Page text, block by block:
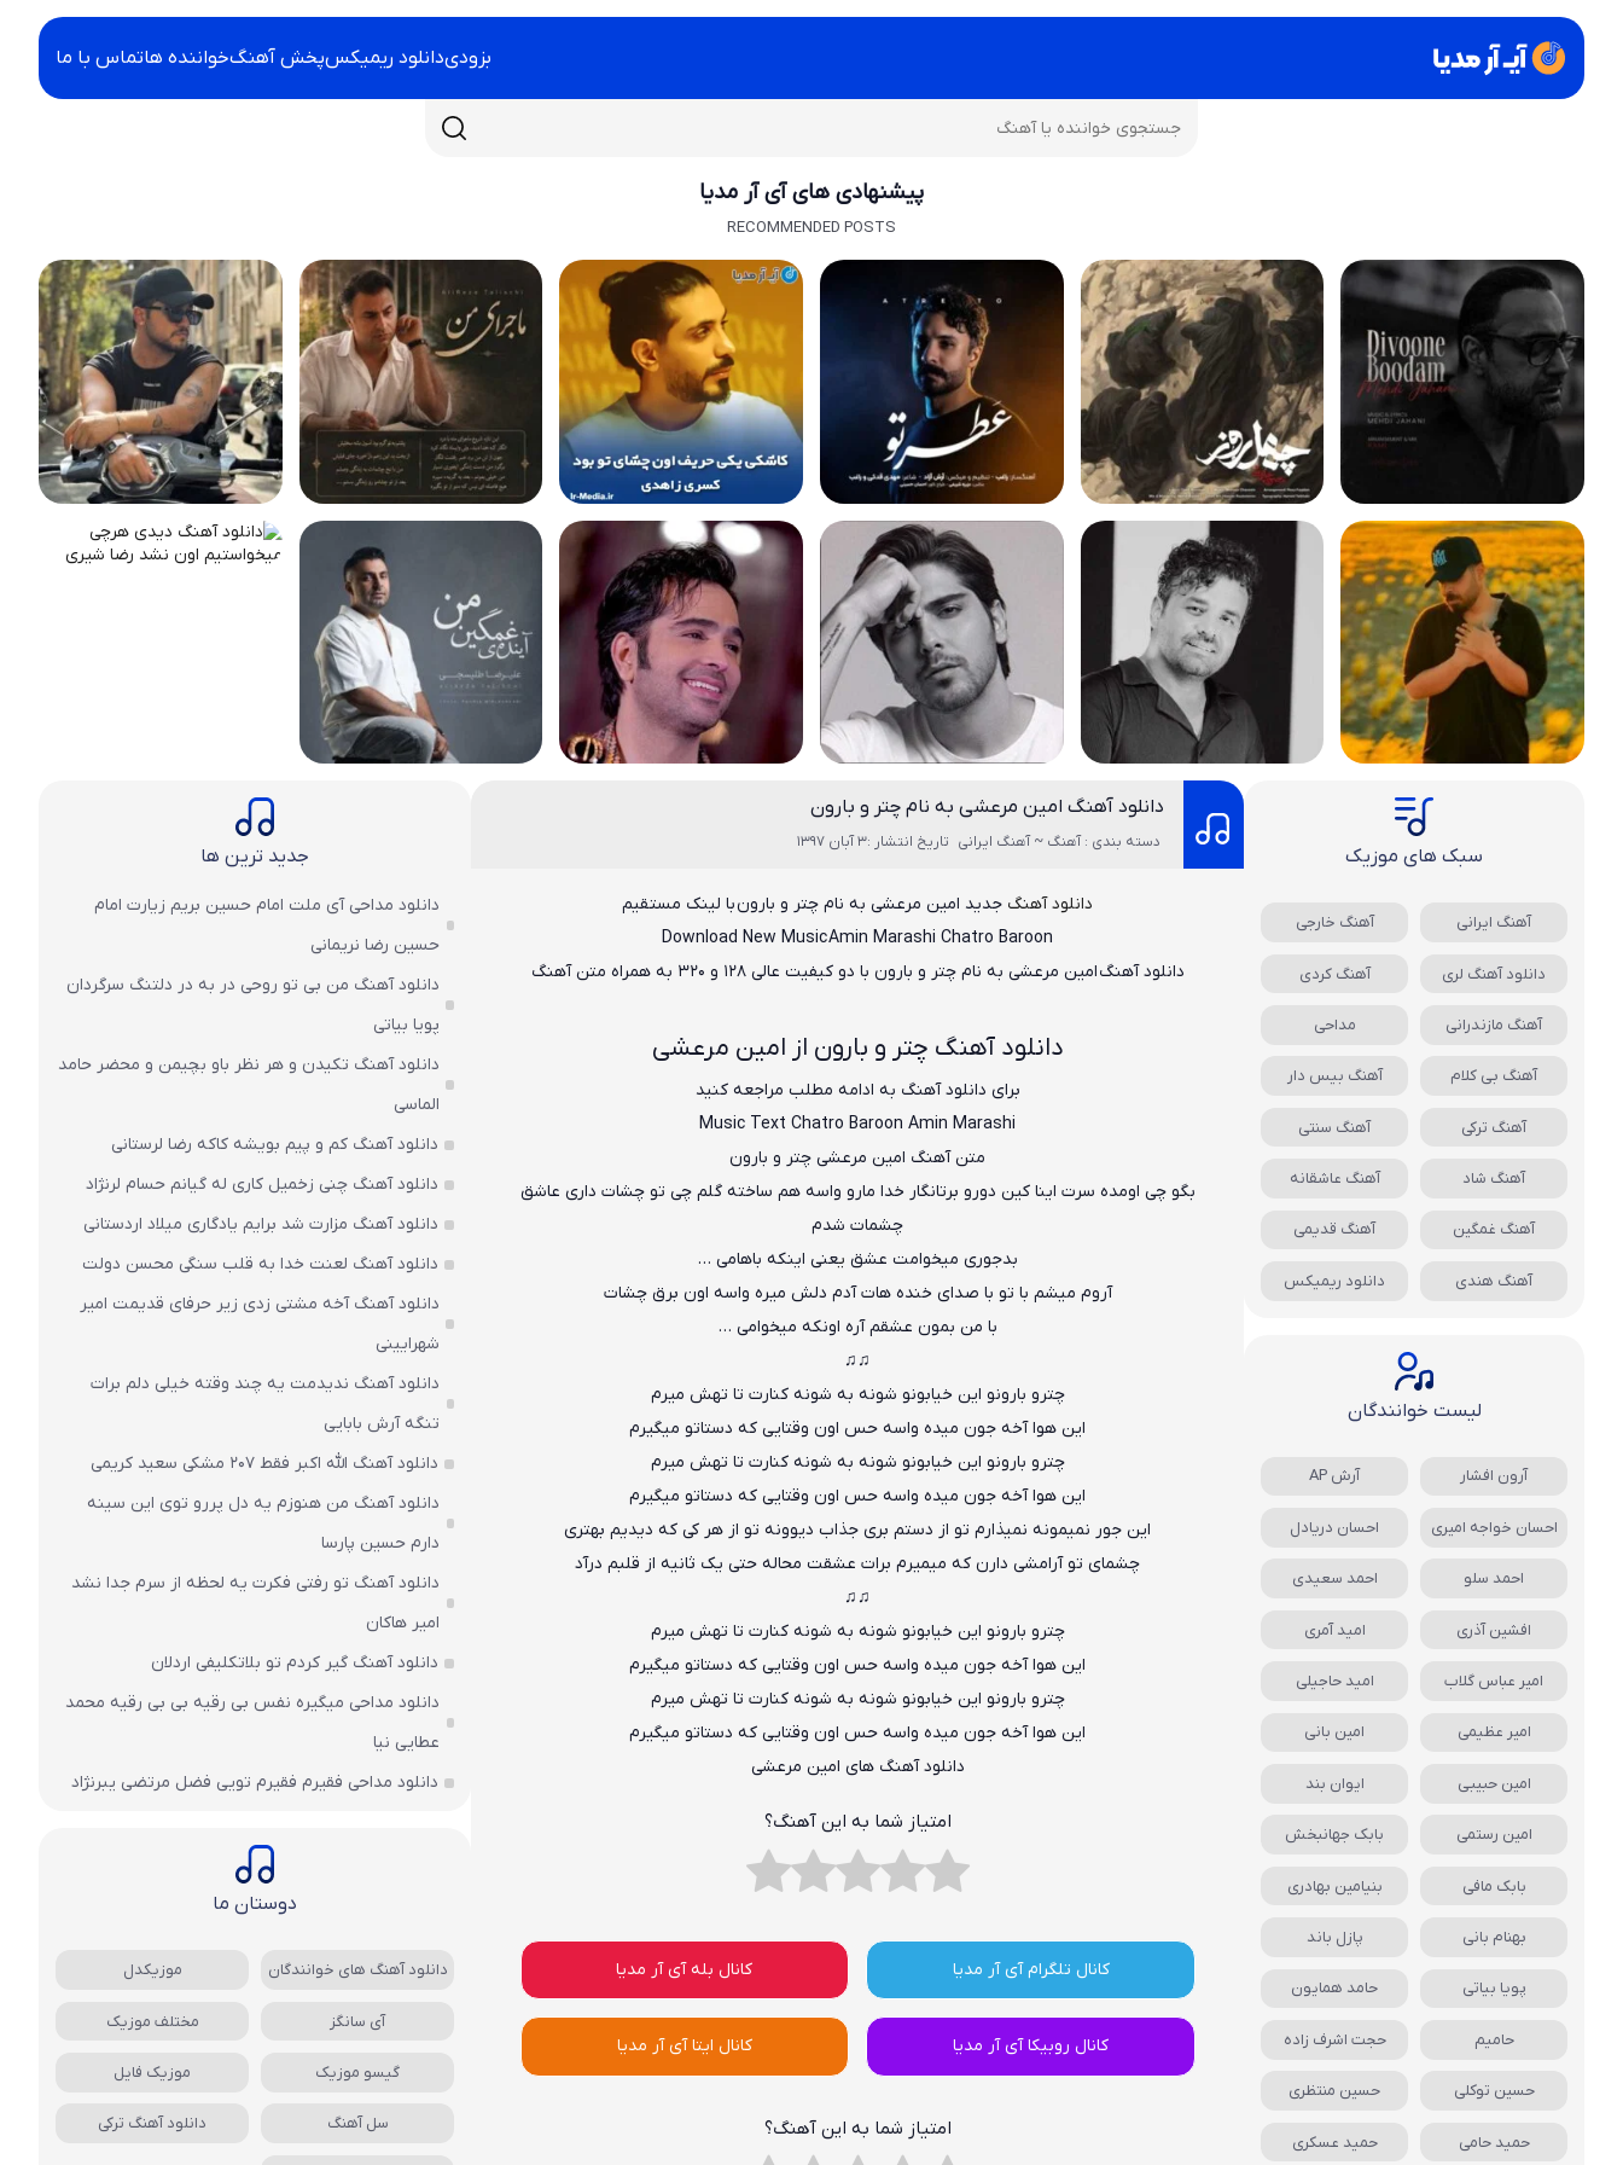
بزودیدانلود ریمیکسپخش آهنگخواننده هاتماس با ما
پیشنهادی های آی آر مدیا
RECOMMENDED POSTS
دانلود آهنگ امین مرعشی به نام چتر و بارون
دسته بندی : آهنگ ~ آهنگ ایرانی تاریخ انتشار :3 آبان 1397
دانلود آهنگ جدید امین مرعشی به نام چتر و بارونبا لینک مستقیم
Download New Music Amin Marashi Chatro Baroon
دانلود آهنگامین مرعشی به نام چتر و بارون با دو کیفیت عالی ۱۲۸ و ۳۲۰ به همراه متن آهنگ
دانلود آهنگ چتر و بارون از امین مرعشی
برای دانلود آهنگ به ادامه مطلب مراجعه کنید
Music Text Chatro BaroonAmin Marashi
متن آهنگ امین مرعشی چتر و بارون
بگو چی اومده سرت اینا کین دورو برتانگار خدا مارو واسه هم ساخته گلم چی تو چشات داری عاشق
چشمات شدم
بدجوری میخوامت عشق یعنی اینکه باهامی …
آروم میشم با تو با صدای خنده هات آدم دلش میره واسه اون برق چشات
با من بمون عشقم آره اونکه میخوامی …
♫♫
چترو بارونو این خیابونو شونه به شونه کنارت تا تهش میرم
این هوا آخه جون میده واسه حس اون وقتایی که دستاتو میگیرم
چترو بارونو این خیابونو شونه به شونه کنارت تا تهش میرم
این هوا آخه جون میده واسه حس اون وقتایی که دستاتو میگیرم
این جور نمیمونه نمیذارم تو از دستم بری جذاب دیوونه تو از هر کی که دیدیم بهتری
چشمای تو آرامشی دارن که میمیرم برات عشقت محاله حتی یک ثانیه از قلبم درآد
♫♫
چترو بارونو این خیابونو شونه به شونه کنارت تا تهش میرم
این هوا آخه جون میده واسه حس اون وقتایی که دستاتو میگیرم
چترو بارونو این خیابونو شونه به شونه کنارت تا تهش میرم
این هوا آخه جون میده واسه حس اون وقتایی که دستاتو میگیرم
دانلود آهنگ های امین مرعشی
امتیاز شما به این آهنگ؟
کانال تلگرام آی آر مدیا کانال بله آی آر مدیا
کانال روبیکا آی آر مدیا کانال ایتا آی آر مدیا
امتیاز شما به این آهنگ؟
سبک های موزیک
آهنگ ایرانی آهنگ خارجی
دانلود آهنگ لری آهنگ کردی
آهنگ مازندرانی مداحی
آهنگ بی کلام آهنگ بیس دار
آهنگ ترکی آهنگ سنتی
آهنگ شاد آهنگ عاشقانه
آهنگ غمگین آهنگ قدیمی
آهنگ هندی دانلود ریمیکس
لیست خوانندگان
آرون افشار آرش AP
احسان خواجه امیری احسان دریادل
احمد سلو احمد سعیدی
افشین آذری امید آمری
امیر عباس گلاب امید حاجیلی
امیر عظیمی امین بانی
امین حبیبی ایوان بند
امین رستمی بابک جهانبخش
بابک مافی بنیامین بهادری
بهنام بانی پازل باند
پویا بیاتی حامد همایون
حامیم حجت اشرف زاده
حسین توکلی حسین منتظری
حمید حامی حمید عسکری
جدید ترین ها
دانلود مداحی آی ملت امام حسین بریم زیارت امام
حسین رضا نریمانی
دانلود آهنگ من بی تو روحی در به در دلتنگ سرگردان
پویا بیاتی
دانلود آهنگ تکیدن و هر نظر باو بچیمن و محضر حامد
الماسی
دانلود آهنگ کم و پیم بویشه کاکه رضا لرستانی
دانلود آهنگ چنی زخمیل کاری له گیانم حسام لرنژاد
دانلود آهنگ مزارت شد برایم یادگاری میلاد اردستانی
دانلود آهنگ لعنت خدا به قلب سنگی محسن دولت
دانلود آهنگ آخه مشتی زدی زیر حرفای قدیمت امیر
شهرایینی
دانلود آهنگ ندیدمت یه چند وقته خیلی دلم برات
تنگه آرش بابایی
دانلود آهنگ الله اکبر فقط 207 مشکی سعید کریمی
دانلود آهنگ من هنوزم یه دل پررو توی این سینه
دارم حسین پارسا
دانلود آهنگ تو رفتی فکرت یه لحظه از سرم جدا نشد
امیر هاکان
دانلود آهنگ گیر کردم تو بلاتکلیفی اردلان
دانلود مداحی میگیره نفس بی رقیه بی بی رقیه محمد
عطایی نیا
دانلود مداحی فقیرم فقیرم تویی فضل مرتضی یبرنژاد
دوستان ما
دانلود آهنگ های خوانندگان موزیکدل
آی سانگز مختلف موزیک
گیسو موزیک موزیک فایل
سل آهنگ دانلود آهنگ ترکی